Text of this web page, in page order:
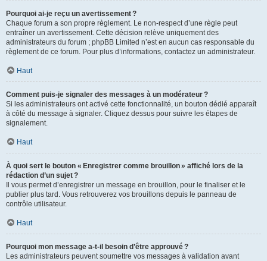
Pourquoi ai-je reçu un avertissement ?
Chaque forum a son propre règlement. Le non-respect d’une règle peut
entraîner un avertissement. Cette décision relève uniquement des
administrateurs du forum ; phpBB Limited n’est en aucun cas responsable du
règlement de ce forum. Pour plus d’informations, contactez un administrateur.
Haut
Comment puis-je signaler des messages à un modérateur ?
Si les administrateurs ont activé cette fonctionnalité, un bouton dédié apparaît
à côté du message à signaler. Cliquez dessus pour suivre les étapes de
signalement.
Haut
À quoi sert le bouton « Enregistrer comme brouillon » affiché lors de la
rédaction d’un sujet ?
Il vous permet d’enregistrer un message en brouillon, pour le finaliser et le
publier plus tard. Vous retrouverez vos brouillons depuis le panneau de
contrôle utilisateur.
Haut
Pourquoi mon message a-t-il besoin d’être approuvé ?
Les administrateurs peuvent soumettre vos messages à validation avant